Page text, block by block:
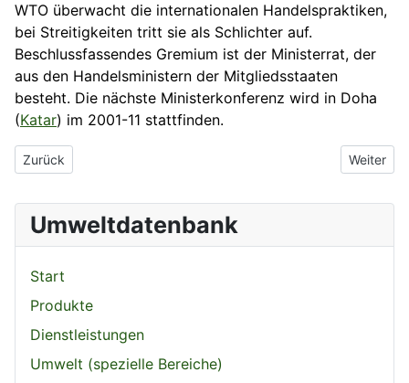
WTO überwacht die internationalen Handelspraktiken,
bei Streitigkeiten tritt sie als Schlichter auf.
Beschlussfassendes Gremium ist der Ministerrat, der
aus den Handelsministern der Mitgliedsstaaten
besteht. Die nächste Ministerkonferenz wird in Doha
(Katar) im 2001-11 stattfinden.
Vorheriger Beitrag: Weltgesundheitsorganisation
Zurück Nächster
Weiter
Umweltdatenbank
Start
Produkte
Dienstleistungen
Umwelt (spezielle Bereiche)